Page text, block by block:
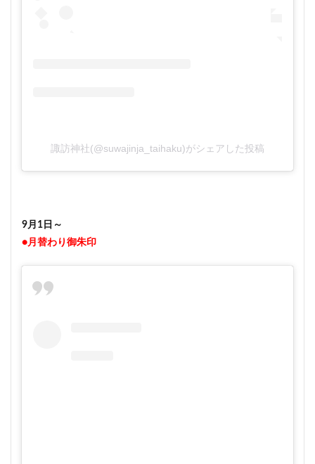
諏訪神社(@suwajinja_taihaku)がシェアした投稿
9月1日～
●月替わり御朱印